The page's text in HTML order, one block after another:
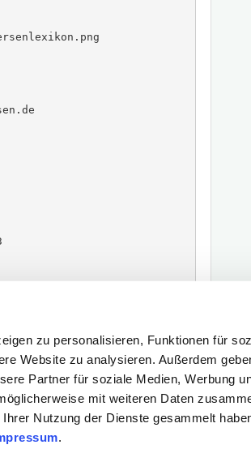
zu personalisieren, Funktionen für
Website zu analysieren. Außerdem
Partner für soziale Medien, Werbung
mit weiteren Daten
Nutzung der Dienste gesammelt
.